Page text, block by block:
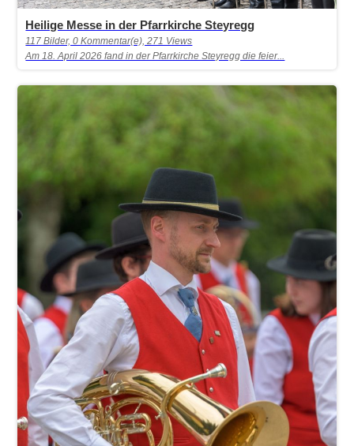
Heilige Messe in der Pfarrkirche Steyregg
117 Bilder, 0 Kommentar(e), 271 Views
Am 18. April 2026 fand in der Pfarrkirche Steyregg die feier...